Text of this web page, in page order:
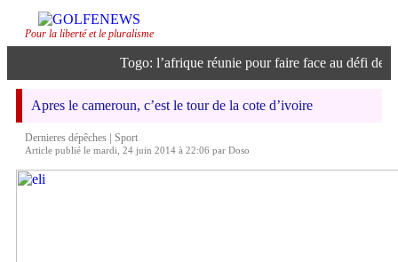
Pour la liberté et le pluralisme
Togo: l’afrique réunie pour faire face au défi de
Apres le cameroun, c’est le tour de la cote d’ivoire
Dernieres dépêches
Sport
Article publié le mardi, 24 juin 2014 à 22:06 par Doso